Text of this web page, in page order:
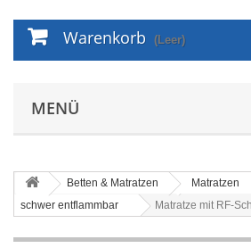
Warenkorb (Leer)
MENÜ
Betten & Matratzen
Matratzen
schwer entflammbar
Matratze mit RF-